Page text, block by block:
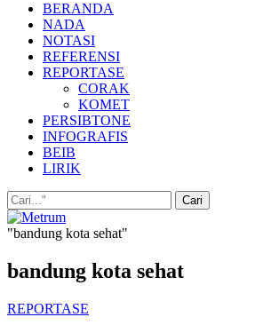
BERANDA
NADA
NOTASI
REFERENSI
REPORTASE
CORAK
KOMET
PERSIBTONE
INFOGRAFIS
BEIB
LIRIK
"bandung kota sehat"
bandung kota sehat
REPORTASE